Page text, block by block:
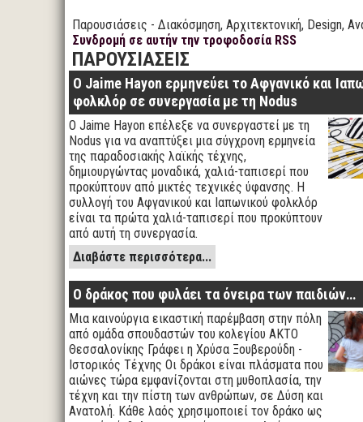
Παρουσιάσεις - Διακόσμηση, Αρχιτεκτονική, Design,
Συνδρομή σε αυτήν την τροφοδοσία RSS
ΠΑΡΟΥΣΙΑΣΕΙΣ
Ο Jaime Hayon ερμηνεύει το Αφγανικό και
φολκλόρ σε συνεργασία με τη Nodus
Ο Jaime Hayon επέλεξε να συνεργαστεί με τη
Nodus για να αναπτύξει μια σύγχρονη ερμηνεία
της παραδοσιακής λαϊκής τέχνης,
δημιουργώντας μοναδικά, χαλιά-ταπισερί που
προκύπτουν από μικτές τεχνικές ύφανσης. Η
συλλογή του Αφγανικού και Ιαπωνικού φολκλόρ
είναι τα πρώτα χαλιά-ταπισερί που προκύπτουν
από αυτή τη συνεργασία.
Διαβάστε περισσότερα...
Ο δράκος που φυλάει τα όνειρα των παιδιών…
Μια καινούργια εικαστική παρέμβαση στην πόλη
από ομάδα σπουδαστών του κολεγίου ΑΚΤΟ
Θεσσαλονίκης Γράφει η Χρύσα Ξουβερούδη -
Ιστορικός Τέχνης Οι δράκοι είναι πλάσματα που
αιώνες τώρα εμφανίζονται στη μυθοπλασία, την
τέχνη και την πίστη των ανθρώπων, σε Δύση και
Ανατολή. Κάθε λαός χρησιμοποιεί τον δράκο ως